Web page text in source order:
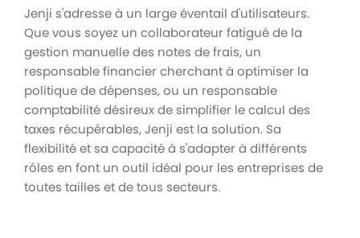
Jenji s'adresse à un large éventail d'utilisateurs.
Que vous soyez un collaborateur fatigué de la
gestion manuelle des notes de frais, un
responsable financier cherchant à optimiser la
politique de dépenses, ou un responsable
comptabilité désireux de simplifier le calcul des
taxes récupérables, Jenji est la solution. Sa
flexibilité et sa capacité à s'adapter à différents
rôles en font un outil idéal pour les entreprises de
toutes tailles et de tous secteurs.